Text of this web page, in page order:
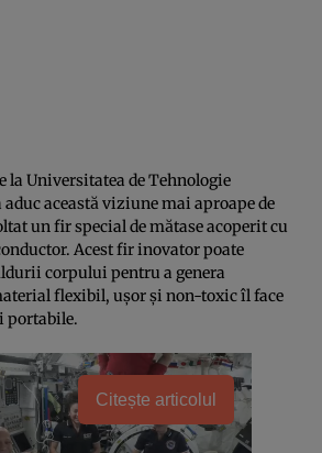
la Universitatea de Tehnologie
această viziune mai aproape de
un fir special de mătase acoperit cu
Acest fir inovator poate
corpului pentru a genera
flexibil, ușor și non-toxic îl face
portabile.
Citește articolul